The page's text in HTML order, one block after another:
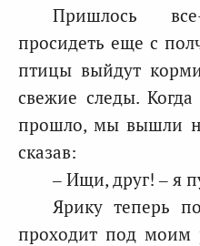
Пришлось
просидеть еще с
птицы выйдут
свежие следы.
прошло, мы вышли
сказав:
– Ищи, друг! – я
Ярику теперь
проходит под моим